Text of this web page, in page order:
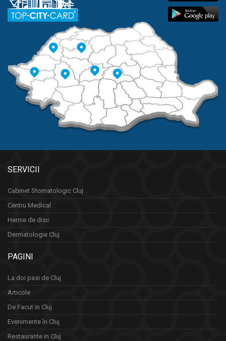
SERVICII
Cabinet Stomatologic Cluj
Centru Medical
Hernie de disc
Dermatologie Cluj
PAGINI
La doi pasi de Cluj
Articole
De Facut in Cluj
Evenimente în Cluj
Restaurante in Cluj